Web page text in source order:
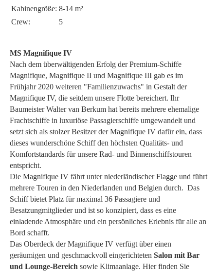
Kabinengröße: 8-14 m²
Crew:
5
MS Magnifique IV
Nach dem überwältigenden Erfolg der Premium-Schiffe
Magnifique, Magnifique II und Magnifique III gab es im
Frühjahr 2020 weiteren "Familienzuwachs" in Gestalt der
Magnifique IV, die seitdem unsere Flotte bereichert. Ihr
Baumeister Walter van Berkum hat bereits mehrere ehemalige
Frachtschiffe in luxuriöse Passagierschiffe umgewandelt und
setzt sich als stolzer Besitzer der Magnifique IV dafür ein, dass
dieses wunderschöne Schiff den höchsten Qualitäts- und
Komfortstandards für unsere Rad- und Binnenschiffstouren
entspricht.
Die Magnifique IV fährt unter niederländischer Flagge und führt
mehrere Touren in den Niederlanden und Belgien durch. Das
Schiff bietet Platz für maximal 36 Passagiere und
Besatzungmitglieder und ist so konzipiert, dass es eine
einladende Atmosphäre und ein persönliches Erlebnis für alle an
Bord schafft.
Das Oberdeck der Magnifique IV verfügt über einen
geräumigen und geschmackvoll eingerichteten Salon mit Bar
und Lounge-Bereich sowie Klimaanlage. Hier finden Sie